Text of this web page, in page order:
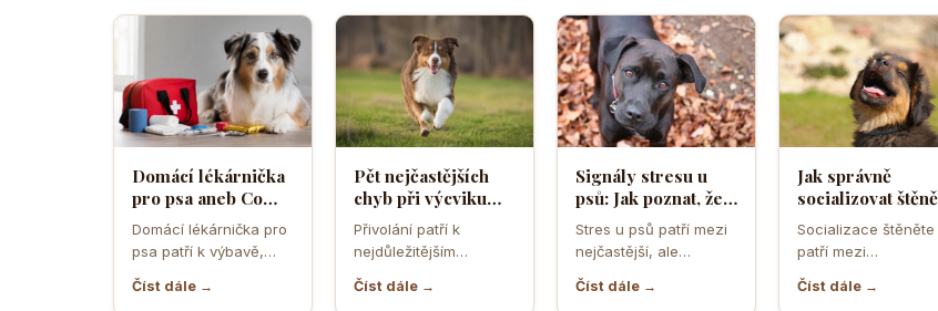
Domácí lékárnička
pro psa aneb Co
musíte mít po ruce
pro případ nouze
Domácí lékárnička pro
psa patří k výbavě,
rozhodující chvíli
Číst dále →
Pět nejčastějších
chyb při výcviku
přivolání které dělá
většina pejskařů
Přivolání patří k
nejdůležitějším
protože rozhoduje o
Číst dále →
Signály stresu u
psů: Jak poznat, že
se váš čtyřnohý
přítel necítí
komfortně
Stres u psů patří mezi
nejčastější, ale
nejpodceňovanější
Číst dále →
Jak správně
socializovat
aby z něj vyrostl
sebevědomý a
klidný pes
Socializace štěněte
patří mezi
prvních měsíců
Číst dále →